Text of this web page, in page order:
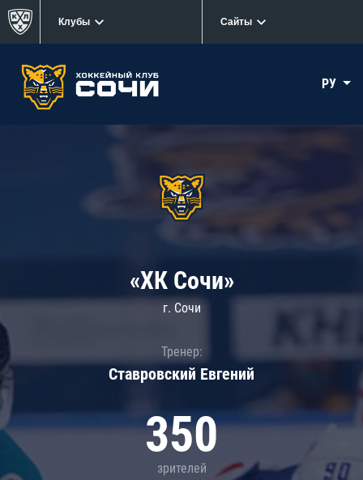
Клубы Сайты
РУ
«ХК Сочи»
г. Сочи
Тренер:
Ставровский Евгений
350
зрителей